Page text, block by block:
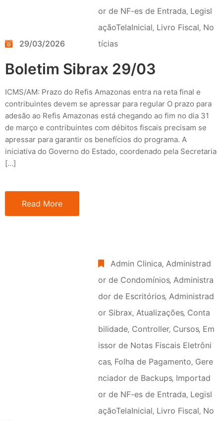
29/03/2026
or de NF-es de Entrada‚ Legisl
açãoTelaInicial‚ Livro Fiscal‚ No
tícias
Boletim Sibrax 29/03
ICMS/AM: Prazo do Refis Amazonas entra na reta final e
contribuintes devem se apressar para regular O prazo para
adesão ao Refis Amazonas está chegando ao fim no dia 31
de março e contribuintes com débitos fiscais precisam se
apressar para garantir os benefícios do programa. A
iniciativa do Governo do Estado, coordenado pela Secretaria
[…]
Read More
Admin Clinica‚ Administrad
or de Condomínios‚ Administra
dor de Escritórios‚ Administrad
or Sibrax‚ Atualizações‚ Conta
bilidade‚ Controller‚ Cursos‚ Em
issor de Notas Fiscais Eletrôni
cas‚ Folha de Pagamento‚ Gere
nciador de Backups‚ Importad
or de NF-es de Entrada‚ Legisl
açãoTelaInicial‚ Livro Fiscal‚ No